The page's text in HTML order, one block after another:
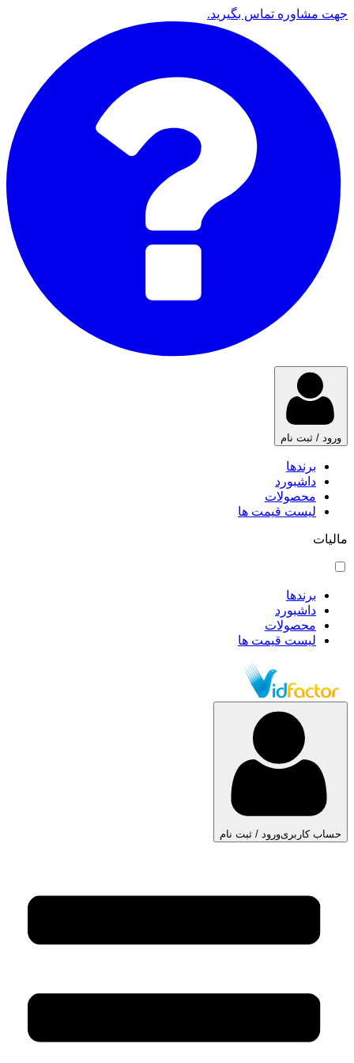
جهت مشاوره تماس بگیرید.
ورود / ثبت نام
برندها
داشبورد
محصولات
لیست قیمت ها
مالیات
برندها
داشبورد
محصولات
لیست قیمت ها
حساب کاربریورود / ثبت نام